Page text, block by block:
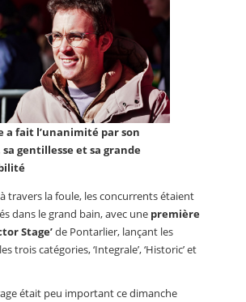
a fait l’unanimité par son
gentillesse et sa grande
travers la foule, les concurrents étaient
dans le grand bain, avec une première
Stage’de Pontarlier, lançant les
trois catégories, ‘Integrale’, ‘Historic’ et
était peu important ce dimanche